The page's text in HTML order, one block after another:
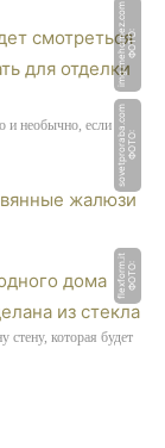
Ф
О
Т
О:
i
m
g.
m
e
h
o
m
e
z.
c
o
m
и необычно, если
Ф
О
Т
О:
s
o
v
e
t
p
r
o
r
a
b
a.
c
o
m
Ф
О
Т
О:
fl
e
x
f
o
r
m.i
t
стену, которая будет